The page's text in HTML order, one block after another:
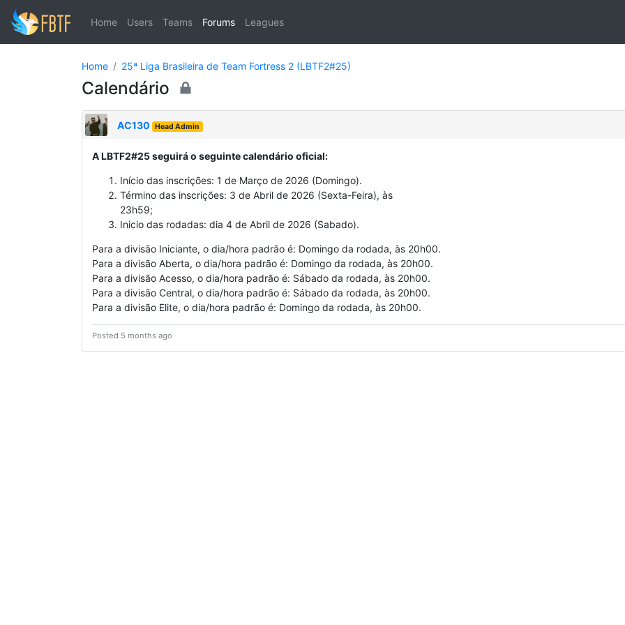
Home Users Teams Forums Leagues
Home 25ª Liga Brasileira de Team Fortress 2 (LBTF2#25)
Calendário
AC130 Head Admin
A LBTF2#25 seguirá o seguinte calendário oficial:
Início das inscrições: 1 de Março de 2026 (Domingo).
Término das inscrições: 3 de Abril de 2026 (Sexta-Feira), às
23h59;
Inicio das rodadas: dia 4 de Abril de 2026 (Sabado).
Para a divisão Iniciante, o dia/hora padrão é: Domingo da rodada, às 20h00.
Para a divisão Aberta, o dia/hora padrão é: Domingo da rodada, às 20h00.
Para a divisão Acesso, o dia/hora padrão é: Sábado da rodada, às 20h00.
Para a divisão Central, o dia/hora padrão é: Sábado da rodada, às 20h00.
Para a divisão Elite, o dia/hora padrão é: Domingo da rodada, às 20h00.
Posted 5 months ago